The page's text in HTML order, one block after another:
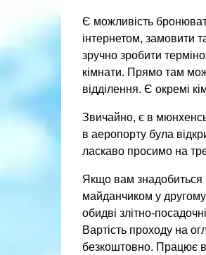
Є можливість
інтернетом, замовити
зручно зробити
кімнати. Прямо там
відділення. Є окремі
Звичайно, є в
в аеропорту була
ласкаво просимо на
Якщо вам знадобиться
майданчиком у другому
обидві злітно-
Вартість проходу на
безкоштовно. Працює